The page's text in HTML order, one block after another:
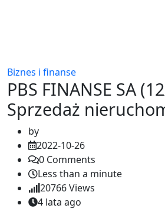
Biznes i finanse
PBS FINANSE SA
Sprzedaż
by
2022-10-26
0 Comments
Less than a minute
20766Views
4 lata ago